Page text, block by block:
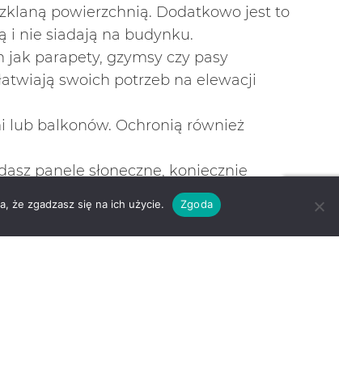
powierzchnią. Dodatkowo jest to
i nie siadają na budynku.
parapety, gzymsy czy pasy
swoich potrzeb na elewacji
lub balkonów. Ochronią również
panele słoneczne, koniecznie
że zgadzasz się na ich użycie. Zgoda